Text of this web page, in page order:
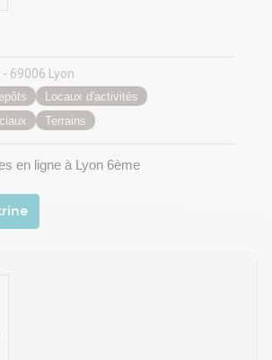
69006 Lyon
Locaux d'activités
Terrains
en ligneà Lyon 6ème